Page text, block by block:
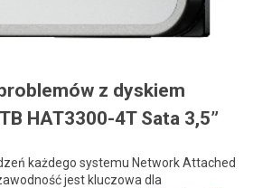
z dyskiem
HAT3300-4T Sata 3,5”
każdego systemu Network Attached
jest kluczowa dla